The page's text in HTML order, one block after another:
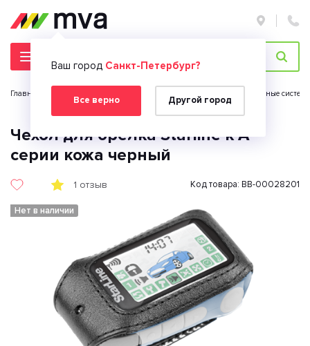
Ваш город Санкт-Петербург?
Все верно Другой город
Главная страница Противоугонные
Чехол для брелка Starline к А-
серии кожа черный
1 отзыв Код товара: BB-00028201
Нет в наличии